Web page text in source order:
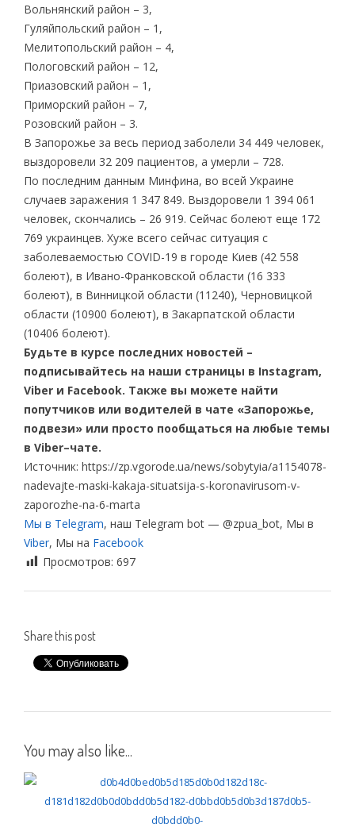
Вольнянский район – 3,
Гуляйпольский район – 1,
Мелитопольский район – 4,
Пологовский район – 12,
Приазовский район – 1,
Приморский район – 7,
Розовский район – 3.
В Запорожье за весь период заболели 34 449 человек,
выздоровели 32 209 пациентов, а умерли – 728.
По последним данным Минфина, во всей Украине
случаев заражения 1 347 849. Выздоровели 1 394 061
человек, скончались – 26 919. Сейчас болеют еще 172
769 украинцев. Хуже всего сейчас ситуация с
заболеваемостью COVID-19 в городе Киев (42 558
болеют), в Ивано-Франковской области (16 333
болеют), в Винницкой области (11240), Черновицкой
области (10900 болеют), в Закарпатской области
(10406 болеют).
Будьте в курсе последних новостей –
подписывайтесь на наши страницы в Instagram,
Viber и Facebook. Также вы можете найти
попутчиков или водителей в чате «Запорожье,
подвези» или просто пообщаться на любые темы
в Viber–чате.
Источник: https://zp.vgorode.ua/news/sobytyia/a1154078-
nadevajte-maski-kakaja-situatsija-s-koronavirusom-v-
zaporozhe-na-6-marta
Мы в Telegram, наш Telegram bot — @zpua_bot, Мы в
Viber, Мы на Facebook
Просмотров: 697
Share this post
You may also like...